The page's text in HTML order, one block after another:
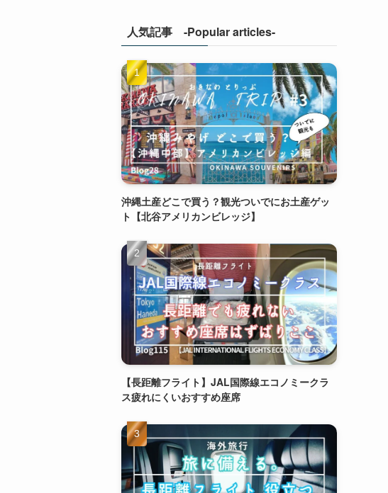
人気記事 -Popular articles-
沖縄土産どこで買う？観光ついでにお土産ゲッ
ト【北谷アメリカンビレッジ】
【長距離フライト】JAL国際線エコノミークラ
ス疲れにくいおすすめ座席